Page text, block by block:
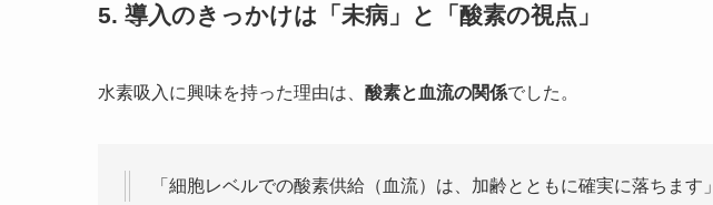
5. 導入のきっかけは「未病」と「酸素の視点」
水素吸入に興味を持った理由は、 酸素と血流の関係でした。
「細胞レベルでの酸素供給（血流）は、加齢とともに確実に落ちます」